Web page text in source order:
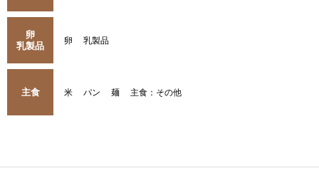
卵
乳製品
卵 乳製品
主食 米 パン 麺 主食：その他